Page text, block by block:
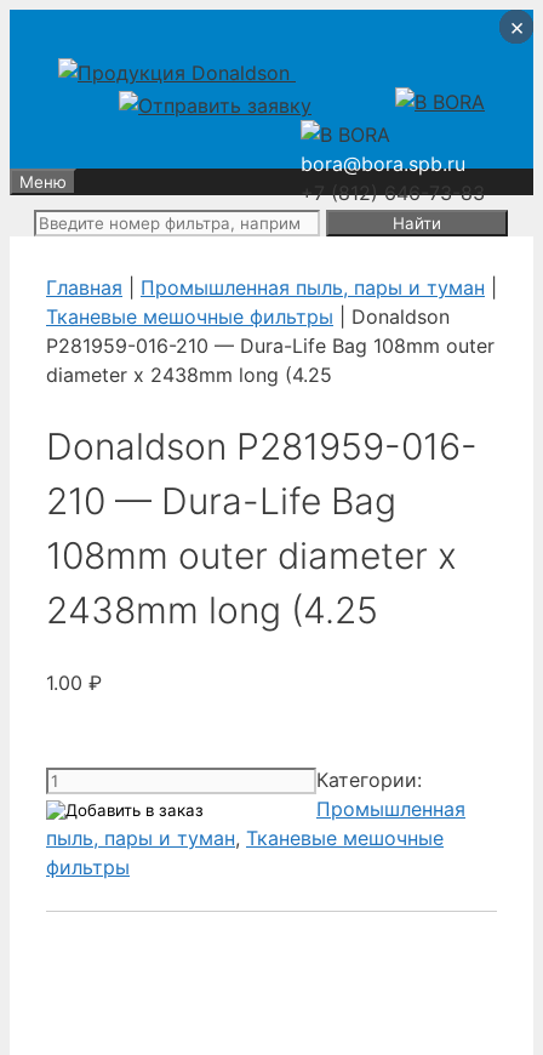
содержимому
содержимому
bora@bora.spb.ru
+7 (812) 646-73-83
Меню
Поиск:
Главная Промышленная пыль, пары и туман
Тканевые мешочные фильтры | Donaldson
P281959-016-210 — Dura-Life Bag 108mm outer
diameter x 2438mm long (4.25
Donaldson P281959-016-
210 — Dura-Life Bag
108mm outer diameter x
2438mm long (4.25
1.00 ₽
Количество
товара
Donaldson
P281959-
Категории:
Промышленная
пыль, пары и туман, Тканевые мешочные
фильтры
×
×
×
×